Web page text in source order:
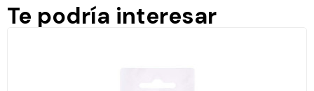
Te podría interesar